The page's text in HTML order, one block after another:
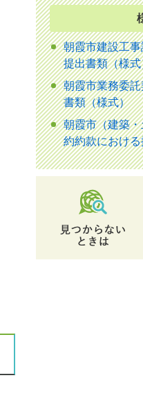
朝霞市建設工
提出書類（様式
朝霞市業務委
書類（様式）
朝霞市（建築
約約款におけ